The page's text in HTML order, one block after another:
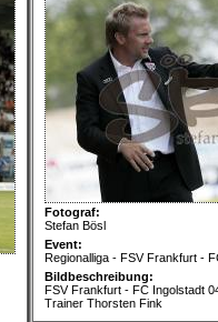
Fotograf:
Stefan Bösl
Event:
Regionalliga - FSV Frankfurt -
Bildbeschreibung:
FSV Frankfurt - FC Ingolstadt
Trainer Thorsten Fink